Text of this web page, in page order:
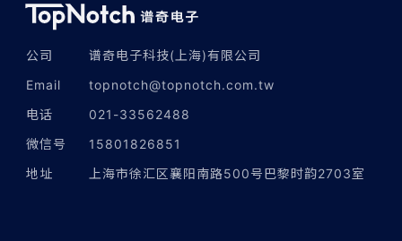
公司
谱奇电子科技(上海)有限公司
Email
topnotch@topnotch.com.tw
电话
021-33562488
微信号
15801826851
地址
上海市徐汇区襄阳南路500号巴黎时韵2703室